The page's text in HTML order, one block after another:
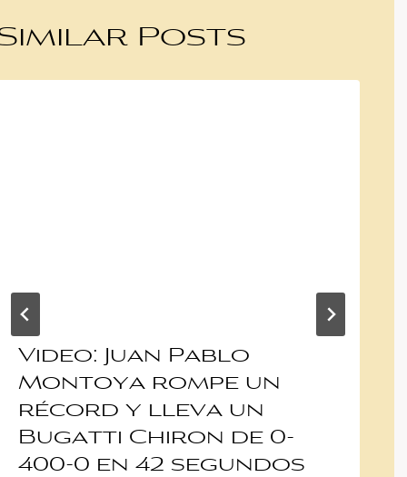
Posts
Video: Juan Pablo
Montoya rompe un
récord y lleva un
Bugatti Chiron de 0-
400-0 en 42 segundos